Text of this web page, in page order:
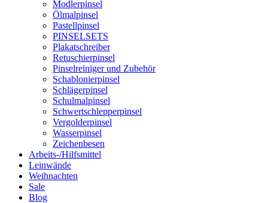
Modlerpinsel
Ölmalpinsel
Pastellpinsel
PINSELSETS
Plakatschreiber
Retuschierpinsel
Pinselreiniger und Zubehör
Schablonierpinsel
Schlägerpinsel
Schulmalpinsel
Schwertschlepperpinsel
Vergolderpinsel
Wasserpinsel
Zeichenbesen
Arbeits-/Hilfsmittel
Leinwände
Weihnachten
Sale
Blog